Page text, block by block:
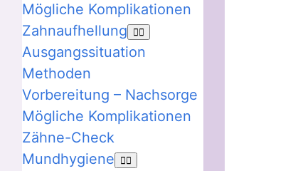
Mögliche Komplikationen
Zahnaufhellung
Ausgangssituation
Methoden
Vorbereitung – Nachsorge
Mögliche Komplikationen
Zähne-Check
Mundhygiene